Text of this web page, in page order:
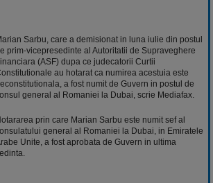
Sarbu, care a demisionat in luna iulie din postul
prim-vicepresedinte al Autoritatii de Supraveghere
(ASF) dupa ce judecatorii Curtii
au hotarat ca numirea acestuia este
a fost numit de Guvern in postul de
general al Romaniei la Dubai, scrie Mediafax.
prin care Marian Sarbu este numit sef al
general al Romaniei la Dubai, in Emiratele
Unite, a fost aprobata de Guvern in ultima